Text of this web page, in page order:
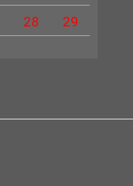
28
29